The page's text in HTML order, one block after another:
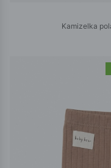
Kamizelka